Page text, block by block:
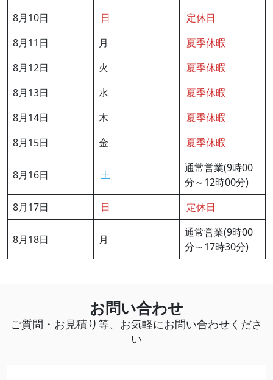
8月10日
日
定休日
8月11日
月
夏季休暇
8月12日
火
夏季休暇
8月13日
水
夏季休暇
8月14日
木
夏季休暇
8月15日
金 夏季休暇
8月16日 土
通常営業(9時00
分～12時00分)
8月17日
日 定休日
8月18日 月
通常営業(9時00
分～17時30分)
お問い合わせ
ご質問・お見積り等、お気軽にお問い合わせくださ
い